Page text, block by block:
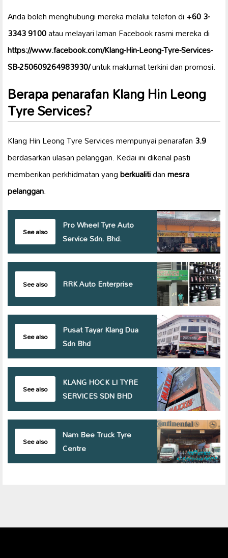
Anda boleh menghubungi mereka melalui telefon di+60 3-
3343 9100atau melayari laman Facebook rasmi mereka di
https://www.facebook.com/Klang-Hin-Leong-Tyre-Services-
SB-250609264983930/untuk maklumat terkini dan promosi.
Berapa penarafan Klang Hin Leong
Tyre Services?
Klang Hin Leong Tyre Services mempunyai penarafan3.9
berdasarkan ulasan pelanggan. Kedai ini dikenal pasti
memberikan perkhidmatan yangberkualitidanmesra
pelanggan.
See also
Pro Wheel Tyre Auto
Service Sdn. Bhd.
See also RRK Auto Enterprise
See also
Pusat Tayar Klang Dua
Sdn Bhd
See also
KLANG HOCK LI TYRE
SERVICES SDN BHD
See also
Nam Bee Truck Tyre
Centre